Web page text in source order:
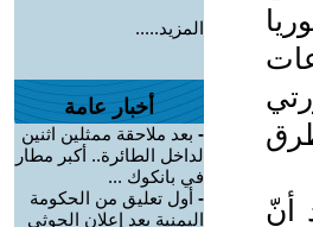
أنّ
المزيد.....
أخبار عامة
- بعد ملاحقة ممثلين اثنين
لداخل الطائرة.. أكبر مطار
في بانكوك ...
- أول تعليق من الحكومة
اليمنية بعد إعلان الحوثي